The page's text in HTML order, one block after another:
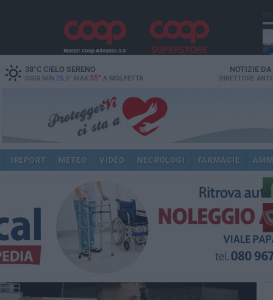
38°CCIELO SERENO
OGGI MIN 25.5° MAX 35° A MOLFETTA
NOTIZIE DA
DIRETTORE
IREPORT METEO VIDEO NECROLOGI FARMACIE